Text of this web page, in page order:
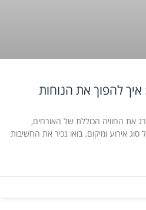
איך להפוך את הנוחות
את החוויה הכוללת של האורחים,
סוג אירוע ומיקום. בואו נכיר את החשיבות